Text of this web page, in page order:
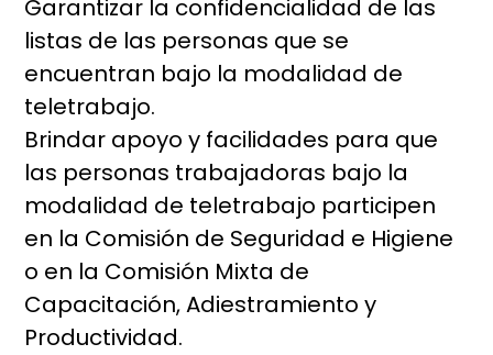
Garantizar la confidencialidad de las
listas de las personas que se
encuentran bajo la modalidad de
teletrabajo.
Brindar apoyo y facilidades para que
las personas trabajadoras bajo la
modalidad de teletrabajo participen
en la Comisión de Seguridad e Higiene
o en la Comisión Mixta de
Capacitación, Adiestramiento y
Productividad.